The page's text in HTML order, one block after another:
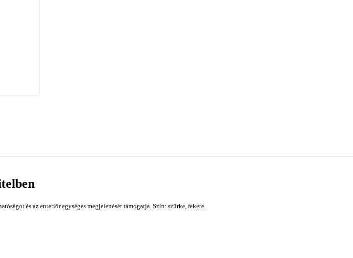
és az enteriőr egységes megjelenését támogatja. Szín: szürke, fekete.